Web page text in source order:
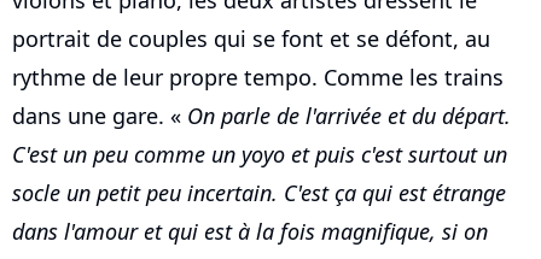
portrait de couples qui se font et se défont, au
rythme de leur propre tempo. Comme les trains
dans une gare. « On parle de l'arrivée et du départ.
C'est un peu comme un yoyo et puis c'est surtout un
socle un petit peu incertain. C'est ça qui est étrange
dans l'amour et qui est à la fois magnifique, si on